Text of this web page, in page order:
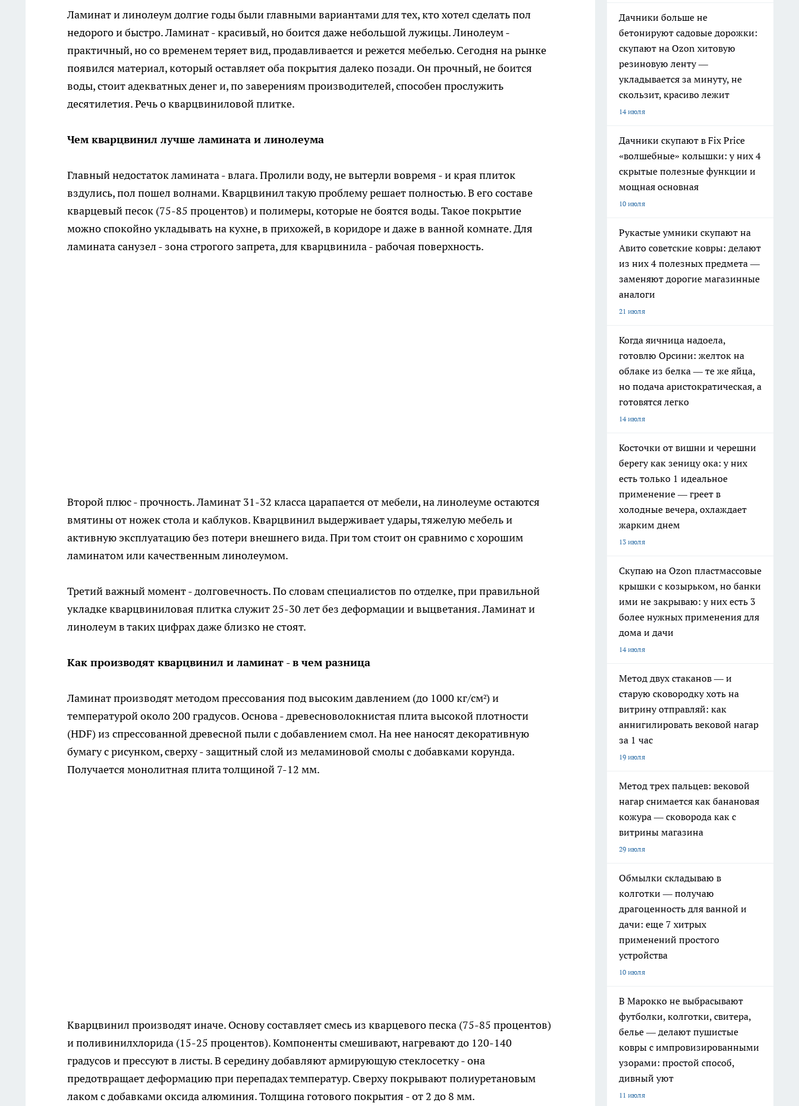
Ламинат и линолеум долгие годы были главными вариантами для тех, кто хотел сделать пол
недорого и быстро. Ламинат - красивый, но боится даже небольшой лужицы. Линолеум -
практичный, но со временем теряет вид, продавливается и режется мебелью. Сегодня на рынке
появился материал, который оставляет оба покрытия далеко позади. Он прочный, не боится
воды, стоит адекватных денег и, по заверениям производителей, способен прослужить
десятилетия. Речь о кварцвиниловой плитке.
Чем кварцвинил лучше ламината и линолеума
Главный недостаток ламината - влага. Пролили воду, не вытерли вовремя - и края плиток
вздулись, пол пошел волнами. Кварцвинил такую проблему решает полностью. В его составе
кварцевый песок (75-85 процентов) и полимеры, которые не боятся воды. Такое покрытие
можно спокойно укладывать на кухне, в прихожей, в коридоре и даже в ванной комнате. Для
ламината санузел - зона строгого запрета, для кварцвинила - рабочая поверхность.
Второй плюс - прочность. Ламинат 31-32 класса царапается от мебели, на линолеуме остаются
вмятины от ножек стола и каблуков. Кварцвинил выдерживает удары, тяжелую мебель и
активную эксплуатацию без потери внешнего вида. При том стоит он сравнимо с хорошим
ламинатом или качественным линолеумом.
Третий важный момент - долговечность. По словам специалистов по отделке, при правильной
укладке кварцвиниловая плитка служит 25-30 лет без деформации и выцветания. Ламинат и
линолеум в таких цифрах даже близко не стоят.
Как производят кварцвинил и ламинат - в чем разница
Ламинат производят методом прессования под высоким давлением (до 1000 кг/см²) и
температурой около 200 градусов. Основа - древесноволокнистая плита высокой плотности
(HDF) из спрессованной древесной пыли с добавлением смол. На нее наносят декоративную
бумагу с рисунком, сверху - защитный слой из меламиновой смолы с добавками корунда.
Получается монолитная плита толщиной 7-12 мм.
Кварцвинил производят иначе. Основу составляет смесь из кварцевого песка (75-85 процентов)
и поливинилхлорида (15-25 процентов). Компоненты смешивают, нагревают до 120-140
градусов и прессуют в листы. В середину добавляют армирующую стеклосетку - она
предотвращает деформацию при перепадах температур. Сверху покрывают полиуретановым
лаком с добавками оксида алюминия. Толщина готового покрытия - от 2 до 8 мм.
Дачники больше не
бетонируют садовые дорожки:
скупают на Ozon хитовую
резиновую ленту —
укладывается за минуту, не
скользит, красиво лежит
14 июля
Дачники скупают в Fix Price
«волшебные» колышки: у них 4
скрытые полезные функции и
мощная основная
10 июля
Рукастые умники скупают на
Авито советские ковры: делают
из них 4 полезных предмета —
заменяют дорогие магазинные
аналоги
21 июля
Когда яичница надоела,
готовлю Орсини: желток на
облаке из белка — те же яйца,
но подача аристократическая, а
готовятся легко
14 июля
Косточки от вишни и черешни
берегу как зеницу ока: у них
есть только 1 идеальное
применение — греет в
холодные вечера, охлаждает
жарким днем
13 июля
Скупаю на Ozon пластмассовые
крышки с козырьком, но банки
ими не закрываю: у них есть 3
более нужных применения для
дома и дачи
14 июля
Метод двух стаканов — и
старую сковородку хоть на
витрину отправляй: как
аннигилировать вековой нагар
за 1 час
19 июля
Метод трех пальцев: вековой
нагар снимается как банановая
кожура — сковорода как с
витрины магазина
29 июля
Обмылки складываю в
колготки — получаю
драгоценность для ванной и
дачи: еще 7 хитрых
применений простого
устройства
10 июля
В Марокко не выбрасывают
футболки, колготки, свитера,
белье — делают пушистые
ковры с импровизированными
узорами: простой способ,
дивный уют
11 июля